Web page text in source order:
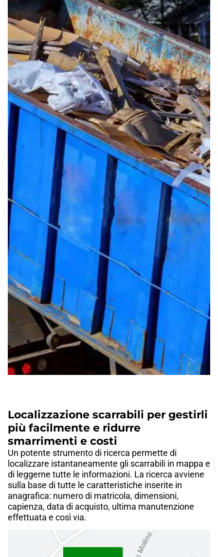
Localizzazione scarrabili per gestirli
più facilmente e ridurre
smarrimenti e costi
Un potente strumento di ricerca permette di
localizzare istantaneamente gli scarrabili in mappa e
di leggerne tutte le informazioni. La ricerca avviene
sulla base di tutte le caratteristiche inserite in
anagrafica: numero di matricola, dimensioni,
capienza, data di acquisto, ultima manutenzione
effettuata e così via.